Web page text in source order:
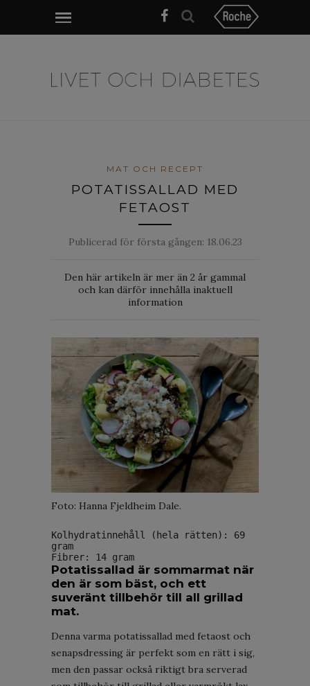
MAT OCH RECEPT
POTATISSALLAD MED
FETAOST
Publicerad för första gången: 18.06.23
Den här artikeln är mer än 2 år gammal
och kan därför innehålla inaktuell
information
Foto: Hanna Fjeldheim Dale.
Kolhydratinnehåll (hela rätten): 69
gram
Fibrer: 14 gram
Potatissallad är sommarmat när
den är som bäst, och ett
suveränt tillbehör till all grillad
mat.
Denna varma potatissallad med fetaost och
senapsdressing är perfekt som en rätt i sig,
men den passar också riktigt bra serverad